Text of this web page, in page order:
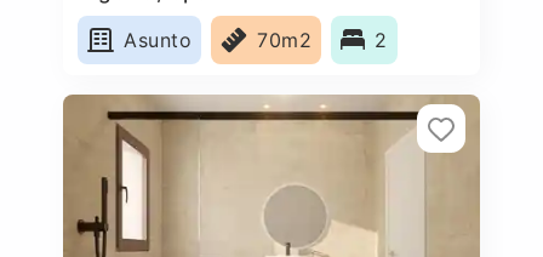
Asunto
70m2 2